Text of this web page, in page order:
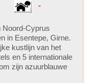
-
Noord-Cyprus
in Esentepe, Girne.
kustlijn van het
en 5 internationale
zijn azuurblauwe